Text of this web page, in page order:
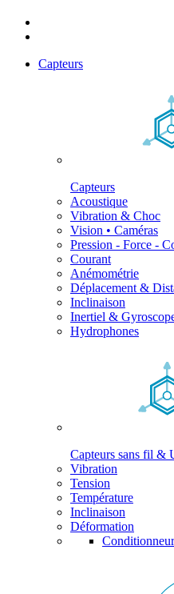
Capteurs
Capteurs
Acoustique
Vibration & Choc
Vision • Caméras
Pression - Force -
Courant
Anémométrie
Déplacement &
Inclinaison
Inertiel &
Hydrophones
Capteurs sans fil &
Vibration
Tension
Température
Inclinaison
Déformation